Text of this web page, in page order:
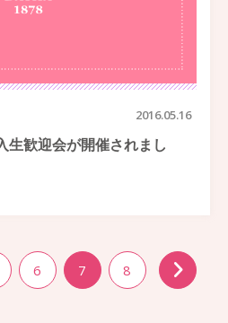
2016.05.16
生歓迎会が開催されまし
6 7 8